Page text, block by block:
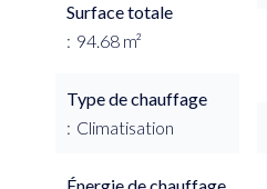
Surface totale
94.68 m²
Type de chauffage
Climatisation